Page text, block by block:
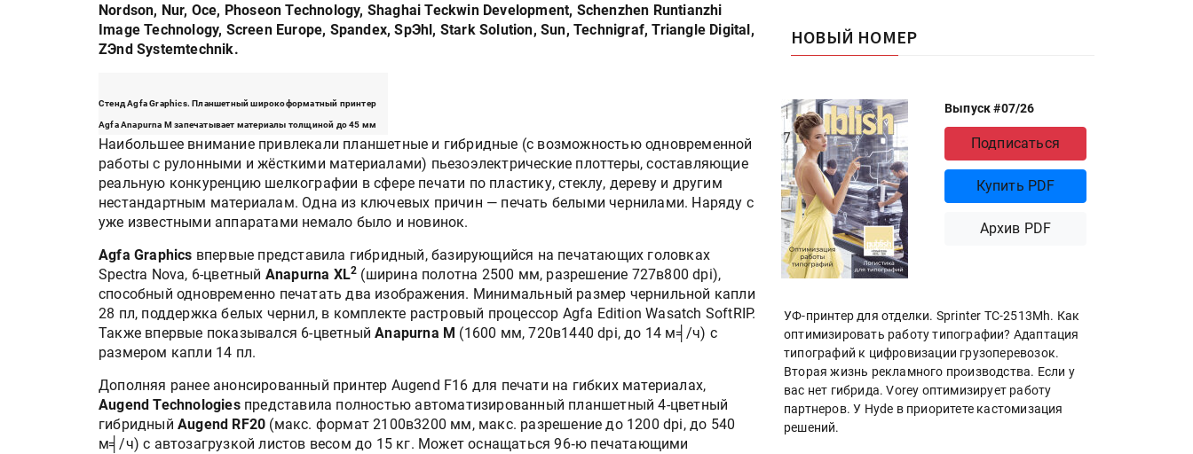
Nordson, Nur, Oce, Phoseon Technology, Shaghai Teckwin Development, Schenzhen Runtianzhi
Image Technology, Screen Europe, Spandex, SpЭhl, Stark Solution, Sun, Technigraf, Triangle Digital,
ZЭnd Systemtechnik.
Стенд Agfa Graphics. Планшетный широкоформатный принтер
Agfa Anapurna M запечатывает материалы толщиной до 45 мм
Наибольшее внимание привлекали планшетные и гибридные (с возможностью одновременной
работы с рулонными и жёсткими материалами) пьезоэлектрические плоттеры, составляющие
реальную конкуренцию шелкографии в сфере печати по пластику, стеклу, дереву и другим
нестандартным материалам. Одна из ключевых причин — печать белыми чернилами. Наряду с
уже известными аппаратами немало было и новинок.
Agfa Graphics впервые представила гибридный, базирующийся на печатающих головках
Spectra Nova, 6-цветный Anapurna XL2 (ширина полотна 2500 мм, разрешение 727в800 dpi),
способный одновременно печатать два изображения. Минимальный размер чернильной капли
28 пл, поддержка белых чернил, в комплекте растровый процессор Agfa Edition Wasatch SoftRIP.
Также впервые показывался 6-цветныйAnapurna M (1600 мм, 720в1440 dpi, до 14 м╡/ч) c
размером капли 14 пл.
Дополняя ранее анонсированный принтер Augend F16 для печати на гибких материалах,
Augend Technologiesпредставила полностью автоматизированный планшетный 4-цветный
гибридный Augend RF20 (макс. формат 2100в3200 мм, макс. разрешение до 1200 dpi, до 540
м╡/ч) с автозагрузкой листов весом до 15 кг. Может оснащаться 96‑ю печатающими
НОВЫЙ НОМЕР
Выпуск #07/26
Подписаться
Купить PDF
Архив PDF
УФ-принтер для отделки. Sprinter ТС-2513Mh. Как
оптимизировать работу типографии? Адаптация
типографий к цифровизации грузоперевозок.
Вторая жизнь рекламного производства. Если у
вас нет гибрида. Vorey оптимизирует работу
партнеров. У Hyde в приоритете кастомизация
решений.